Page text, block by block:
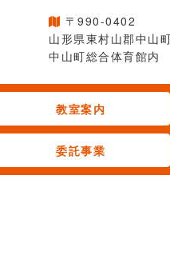
〒990-0402
山形県東村山郡中山
中山町総合体育館内
教室案内
委託事業